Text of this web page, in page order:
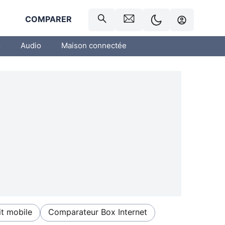
COMPARER
Audio Maison connectée
mobile Comparateur Box Internet